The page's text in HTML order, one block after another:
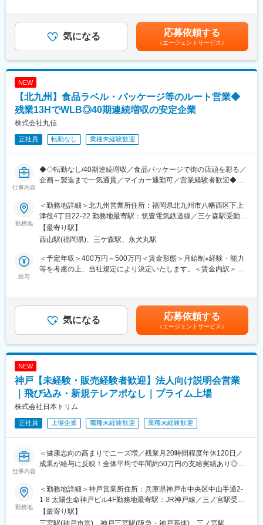
実力次第で早期昇格やグループ会社役員への登用例もあり、幅広
いキャリア形成が可能です。
360度評価の実力主義で、若手でも早期にマネジメントやプレイ
ユーザーイン発想・イノベーションを重視し、多角的な事業展開
で成長を続けるグローバルメーカーです。
「メーカー＋ベンダー」機能を持つ当社ならではのスピード感あ
変更の範囲：会社の定める業務
食品向けの販促シールや飲料用ラベル、お土産品・化粧品などの
パッケージ（紙箱）やギフトボックスを提案します。受注後は社
内のデザイナーや工場スタッフと連携し、製品を形にしていきま
ーパーへ卸販売します。併せて洗剤・アルコール・作業服などの
衛生商材も提案します。
社内の専門スタッフと連携し、課題のヒアリングから提案・受
・商品撮影、動画撮影・編集
・人材採用支援
・食品検査、食品衛生サービス
・補助金コンサル
・ブランディング・広報PR支援 など
入社後は、本社にて約1か月半の研修プログラムを実施します。扱
う商材やサービス、業界知識、営業の基本までを基礎から学べる
き、段階的に独り立ちを目指します。未経験からスタートし、第
一線で活躍している社員も多数在籍しています。
◇「食」を支える業界での幅広い知識・スキル
◇多様な商材・サービスの提案力
◇携わった製品が店頭に並ぶやりがい
変更の範囲：会社の定める業務
＞237,590円～270,100円（一律手当を含む）＜昇給有無＞有＜残
業手当＞有＜給与補足＞■昇給：年1回(2,000円～8,000円/月 ※ベ
ースアップ込みの過去実績)■賞与：年3回(過去実績3ヶ月分)■年収
例：650万円(35歳、課長代理、配偶者、子2人)賃金はあくまでも
目安の金額であり、選考を通じて上下する可能性があります。月
気になる 応募依頼する
（エージェントサービス）
NEW
【北九州】食品ラベル・パッケージ等のルート営業◆
残業13HでWLB◎40期連続増収の安定企業
株式会社丸信
正社員 転勤なし 業種未経験歓迎
仕事内容
◆◇転勤なし/40期連続増収／食品パッケージで街の店頭を彩る／
企画～製造まで一気通貫／マイカー通勤可／営業経験者歓迎◆◇
■業務内容：
◇シール・ラベル、パッケージの提案
食品向けの販促シール、お酒や飲料向けラベル、お土産品や化粧
品などのパッケージ(紙箱)やギフトボックス(貼箱)を提案し、受注
後は社内のデザイナーやディレクター、工場スタッフなどと打ち
合わせをしながら製品を作り上げていきます。
ードで使用される洗剤・アルコール、作業服、清掃用品などの衛
生商材も併せて提案します。
を行っていただきます。
・WEB制作、通販サイト制作
・人材採用支援(Indeed運用、人材紹介、求人媒体販売)
・補助金コンサルタント
・ブランディング支援
■詳細：
・担当社数は入社時約50社（中心は約30社、既存顧客7割）。
・日帰り対応中心で泊まり出張は基本なし。
勤務地
＜勤務地詳細＞北九州営業所住所：福岡県北九州市八幡西区下上
津役4丁目22-22 勤務地最寄駅：筑豊電気鉄道線／三ケ森駅受動喫
煙対策：屋内全面禁煙変更の範囲：会社の定める事業所（リモー
トワーク含む）
【最寄り駅】
西山駅(福岡県)、三ケ森駅、永犬丸駅
給与
＜予定年収＞400万円～500万円＜賃金形態＞月給制※経験・能力
等を考慮の上、当社規定により決定いたします。＜賃金内訳＞月
＞270,100円～350,900円（一律手当を含む）＜昇給有無＞有＜残
業手当＞有＜給与補足＞■昇給：年1回(2,000円～8,000円/月 ※ベ
ースアップ込みの過去実績)■賞与：年3回(過去実績3ヶ月分)■年収
例：650万円(35歳、課長代理、配偶者、子2人)賃金はあくまでも
目安の金額であり、選考を通じて上下する可能性があります。月
気になる 応募依頼する
（エージェントサービス）
NEW
神戸【未経験・販売経験者歓迎】法人向け説明会営業
｜飛び込み・新規テレアポなし｜プライム上場
株式会社日本トリム
正社員 上場企業 職種未経験歓迎 業種未経験歓迎
仕事内容
＜健康志向の高まりでニーズ増／残業月20時間程度年休120日／
成果が給与に反映！全体平均で年間約50万円の支給実績あり◎＞
【仕事の内容】
当社は、東証プライム上場の電解水素水整水器メーカーです。
今回募集するのは、法人企業の従業員様向けに製品説明会・体験
会を行う営業職です。
勤務地
＜勤務地詳細＞神戸営業所住所：兵庫県神戸市中央区中山手通2-
1-8 太陽生命神戸ビル4F勤務地最寄駅：JR神戸線／三ノ宮駅受動
喫煙対策：屋内喫煙可能場所あり変更の範囲：会社の定める事業
所
【最寄り駅】
三宮駅(神戸市営)、神戸三宮駅(阪急・神戸高速)、三ノ宮駅